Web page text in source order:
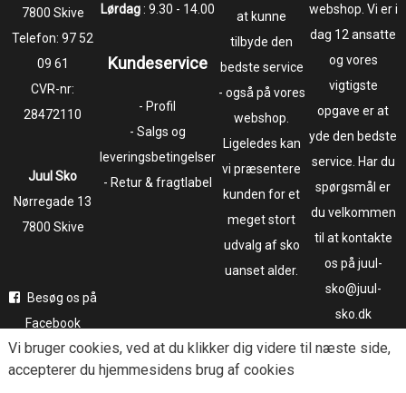
7800 Skive
Telefon:97 52
09 61
CVR-nr:
28472110
Juul Sko
​​​​​​​Nørregade 13
7800 Skive
Besøg os på
Facebook
Følg os på
Lørdag: 9.30 - 14.00
Kundeservice
- Profil
- Salgs og
leveringsbetingelser
- Retur & fragtlabel
at kunne
tilbyde den
bedste service
- også på vores
webshop.
Ligeledes kan
vi præsentere
kunden for et
meget stort
udvalg af sko
uanset alder.
webshop. Vi er i
dag 12 ansatte
og vores
vigtigste
opgave er at
yde den bedste
service. Har du
spørgsmål er
du velkommen
til at kontakte
os på juul-
sko@juul-
sko.dk
Vi bruger cookies, ved at du klikker dig videre til næste side,
accepterer du hjemmesidens brug af cookies